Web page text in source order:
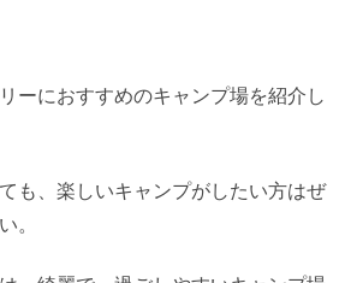
ーにおすすめのキャンプ場を紹介し
も、楽しいキャンプがしたい方はぜ
。